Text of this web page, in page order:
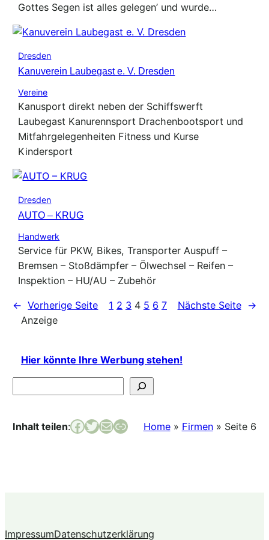
Gottes Segen ist alles gelegen’ und wurde…
Dresden
Kanuverein Laubegast e. V. Dresden
Vereine
Kanusport direkt neben der Schiffswerft
Laubegast Kanurennsport Drachenbootsport und
Mitfahrgelegenheiten Fitness und Kurse
Kindersport
Dresden
AUTO – KRUG
Handwerk
Service für PKW, Bikes, Transporter Auspuff –
Bremsen – Stoßdämpfer – Ölwechsel – Reifen –
Inspektion – HU/AU – Zubehör
← Vorherige Seite 1 2 3 4 5 6 7 Nächste Seite
→
Anzeige
Hier könnte Ihre Werbung stehen!
Inhalt teilen:Facebook
Twitter
E-Mail
Link Home» Firmen» Seite 6
ImpressumDatenschutzerklärung